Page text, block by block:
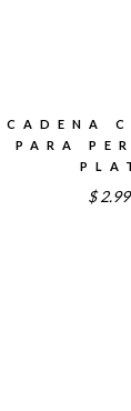
CADENA
PARA
$